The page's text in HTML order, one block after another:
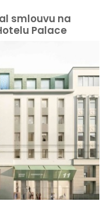
smlouvu na
Palace